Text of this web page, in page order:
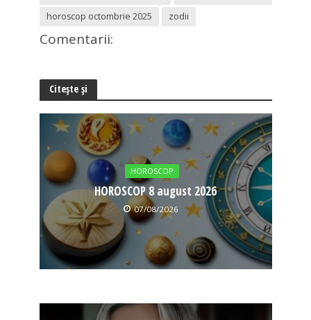
horoscop octombrie 2025
zodii
Comentarii:
Citește și
HOROSCOP
HOROSCOP 8 august 2026
07/08/2026